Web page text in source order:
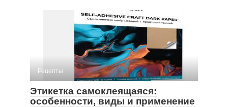
Рецепты
Этикетка самоклеящаяся:
особенности, виды и применение